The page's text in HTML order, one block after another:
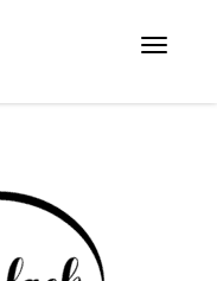
Avaa
valikko